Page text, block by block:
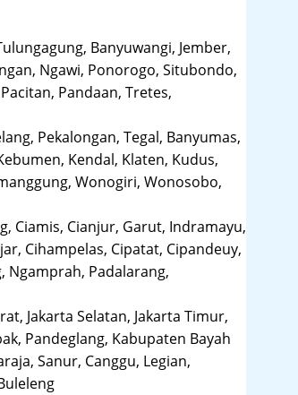
Banyuwangi, Jember,
Ngawi, Ponorogo, Situbondo,
Pandaan, Tretes,
Pekalongan, Tegal, Banyumas,
Kendal, Klaten, Kudus,
Wonogiri, Wonosobo,
Ciamis, Cianjur, Garut, Indramayu,
Cihampelas, Cipatat, Cipandeuy,
Ngamprah, Padalarang,
Jakarta Selatan, Jakarta Timur,
Pandeglang, Kabupaten Bayah
Sanur, Canggu, Legian,